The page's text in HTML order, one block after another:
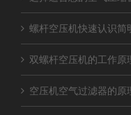
螺杆空压机快速认识简
双螺杆空压机的工作原
空压机空气过滤器的原